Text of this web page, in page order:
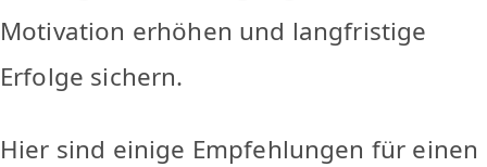
Motivation erhöhen und langfristige
Erfolge sichern.
Hier sind einige Empfehlungen für einen